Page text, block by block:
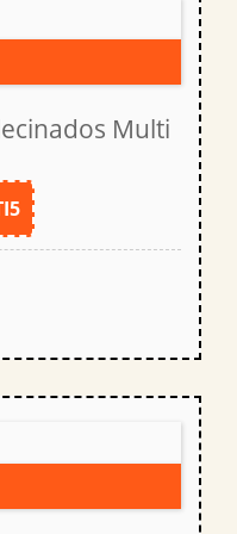
Multi